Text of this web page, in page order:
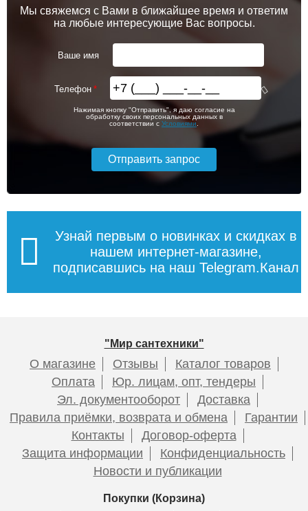
Крышка может поломаться
Сиденье со временем может пожелтеть, между тем
сам унитаз останется белым.
Длина унитаза- расстояние от крепления до
передней части унитаза.
Ширину унитаза
- расстояние от края до края в
унитаза Haro"Bermuda",
пластиковое крепление,
Подробнее
Крышка-сиденье для
унитаза Haro Cedo Carolina
Beach
Подробнее
унитаза Haro Comino со
съёмной детской вставкой
6 700
Подробнее
унитаза Haro ProCasa
дюропласт микролифт
4 650
Подробнее
1 450
Мы свяжемся с Вами в ближайшее время и ответим
на любые интересующие Вас вопросы.
Ваше имя
Телефон
Нажимая кнопку "Отправить", я даю согласие на
обработку своих персональных данных в
соответствии с Условиями
Узнай первым о новинках и скидках в
нашем интернет-магазине,
подписавшись на наш Telegram.Канал
"Мир сантехники"
О магазине Отзывы
Каталог товаров
Оплата
Юр. лицам, опт, тендеры
Эл. документооборот
Доставка
Правила приёмки, возврата и обмена
Гарантии
Контакты
Договор-оферта
Защита информации
Конфиденциальность
Новости и публикации
Покупки (Корзина)